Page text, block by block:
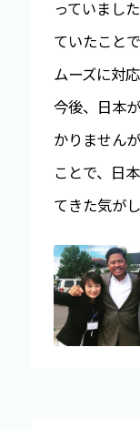
っていまし
ていたこと
ムーズに対
今後、日本
かりません
ことで、日
てきた気がし